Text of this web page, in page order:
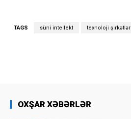
TAGS süni intellekt texnoloji şirkətlər
OXŞAR XƏBƏRLƏR